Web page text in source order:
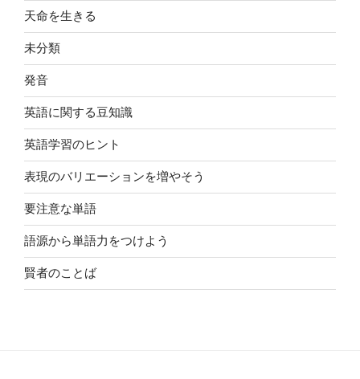
天命を生きる
未分類
発音
英語に関する豆知識
英語学習のヒント
表現のバリエーションを増やそう
要注意な単語
語源から単語力をつけよう
賢者のことば